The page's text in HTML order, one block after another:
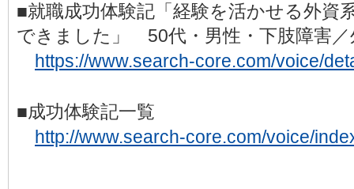
■就職成功体験記「経験を活かせる外資
できました」 50代・男性・下肢障害／
https://www.search-core.com/voice/
■成功体験記一覧
http://www.search-core.com/voice/